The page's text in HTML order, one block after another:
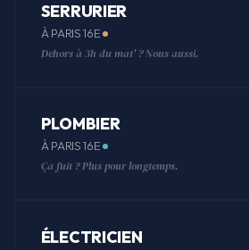
SERRURIER
À PARIS 16E
Dehors à 3h du mat' ? Nous aussi.
PLOMBIER
À PARIS 16E
Ça fuit ? Plus pour longtemps.
ÉLECTRICIEN